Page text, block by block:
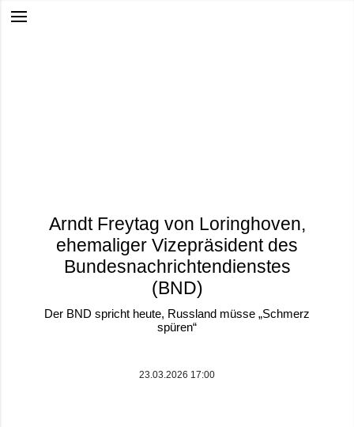
Arndt Freytag von Loringhoven,
ehemaliger Vizepräsident des
Bundesnachrichtendienstes
(BND)
Der BND spricht heute, Russland müsse „Schmerz
spüren“
23.03.2026 17:00